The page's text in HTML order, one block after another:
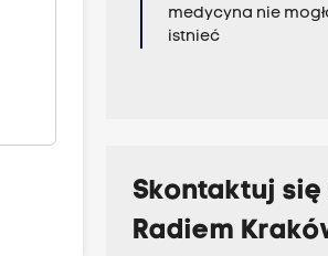
medycyna nie
istnieć
Skontaktuj się
Radiem